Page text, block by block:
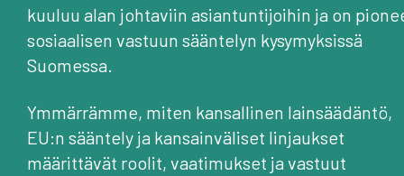
kuuluu alan johtaviin asiantuntijoihin ja on
sosiaalisen vastuun sääntelyn kysymyksissä
Suomessa.
Ymmärrämme, miten kansallinen lainsäädäntö,
EU:n sääntely ja kansainväliset linjaukset
määrittävät roolit, vaatimukset ja vastuut